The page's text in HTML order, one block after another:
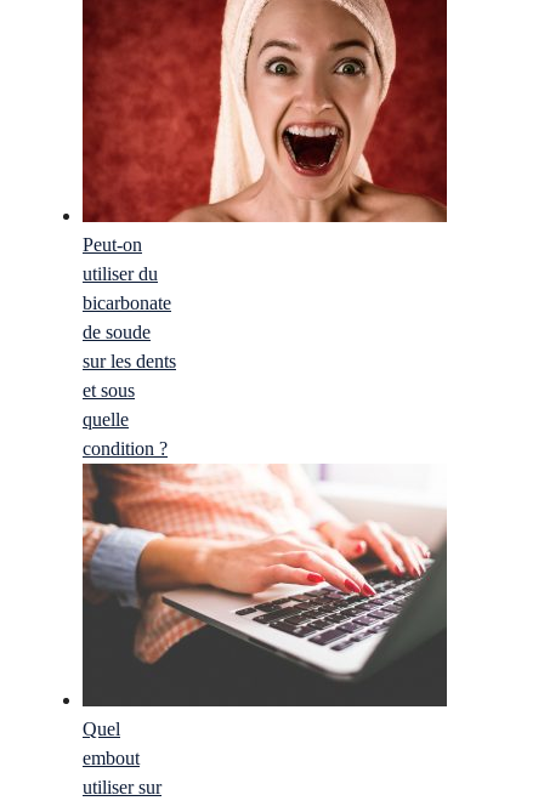
Peut-on
utiliser du
bicarbonate
de soude
sur les dents
et sous
quelle
condition ?
Quel
embout
utiliser sur